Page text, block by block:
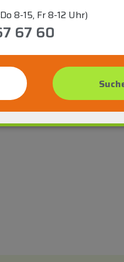
8-15, Fr 8-12 Uhr)
67 60